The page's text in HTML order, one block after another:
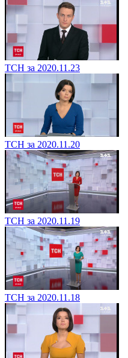
ТСН за 2020.11.23
ТСН за 2020.11.20
ТСН за 2020.11.19
ТСН за 2020.11.18